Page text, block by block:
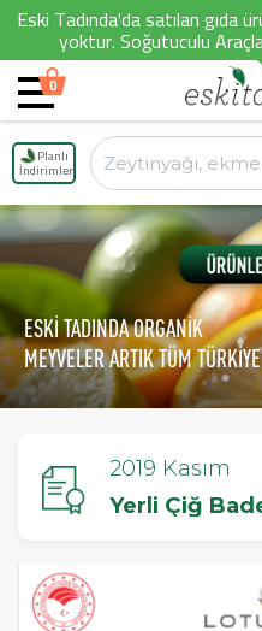
Eski Tadında'da satılan gıda
yoktur. Soğutuculu
0
Planlı
İndirimler
ESKİ TADINDA ORGANİK
MEYVELER ARTIK TÜM
2019 Kasım